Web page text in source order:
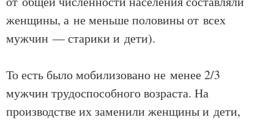
женщины, а не меньше половины от всех
мужчин — старики и дети).
То есть было мобилизовано не менее 2/3
мужчин трудоспособного возраста. На
производстве их заменили женщины и дети,